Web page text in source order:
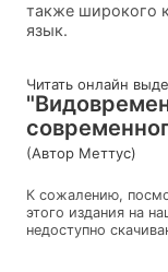
также широкого
язык.
Читать онлайн
(Автор Меттус)
К сожалению,
этого издания на
недоступно